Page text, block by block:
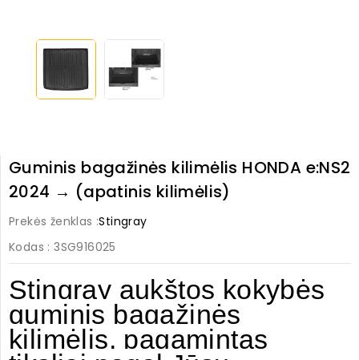
Guminis bagažinės kilimėlis HONDA e:NS2
2024 → (apatinis kilimėlis)
Prekės ženklas :Stingray
Kodas : 3SG916025
Stingray aukštos kokybės
guminis bagažinės
kilimėlis, pagamintas